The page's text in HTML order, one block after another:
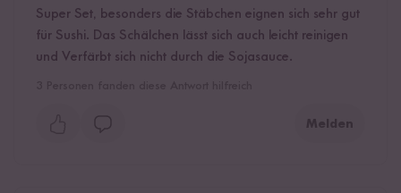
Super Set, besonders die Stäbchen eignen sich sehr gut
für Sushi. Das Schälchen lässt sich auch leicht reinigen
und Verfärbt sich nicht durch die Sojasauce.
Melden